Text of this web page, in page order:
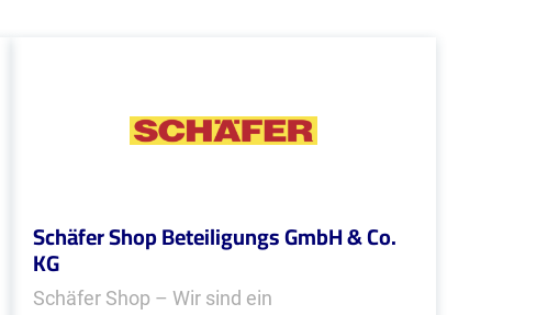
Schäfer Shop Beteiligungs GmbH & Co.
KG
Schäfer Shop – Wir sind ein